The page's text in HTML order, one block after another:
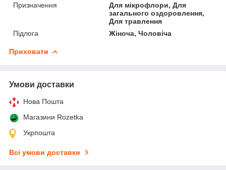
Призначення
Для мікрофлори, Для
загального оздоровлення,
Для травлення
Підлога
Жіноча, Чоловіча
Приховати
Умови доставки
Нова Пошта
Магазини Rozetka
Укрпошта
Всі умови доставки